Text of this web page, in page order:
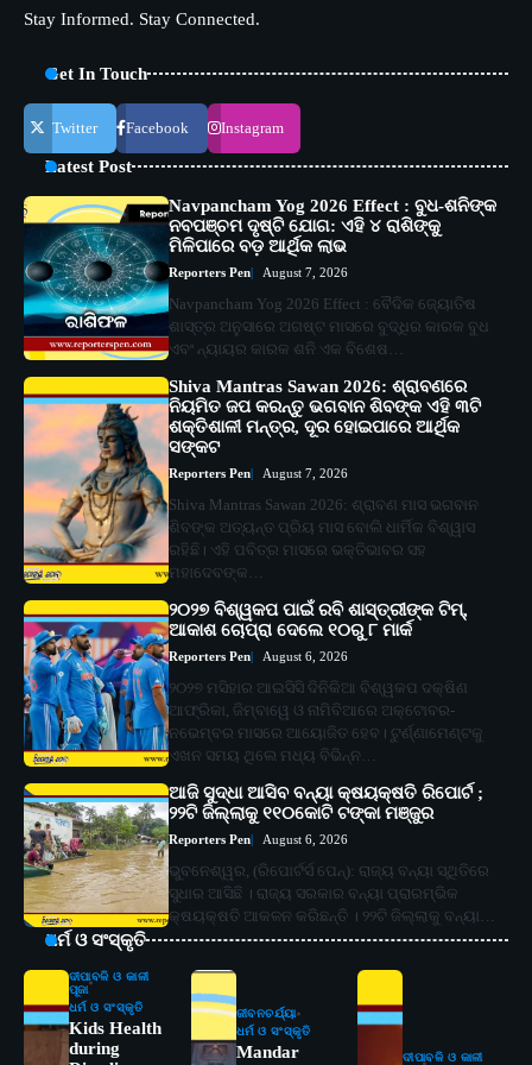
Stay Informed. Stay Connected.
Get In Touch
Twitter Facebook Instagram
Latest Post
Navpancham Yog 2026 Effect : ବୁଧ-ଶନିଙ୍କ
ନବପଞ୍ଚମ ଦୃଷ୍ଟି ଯୋଗ: ଏହି ୪ ରାଶିଙ୍କୁ
ମିଳିପାରେ ବଡ଼ ଆର୍ଥିକ ଲାଭ
Reporters Pen August 7, 2026
Navpancham Yog 2026 Effect : ବୈଦିକ ଜ୍ୟୋତିଷ
ଶାସ୍ତ୍ର ଅନୁସାରେ ଅଗଷ୍ଟ ମାସରେ ବୁଦ୍ଧିର କାରକ ବୁଧ
ଏବଂ ନ୍ୟାୟର କାରକ ଶନି ଏକ ବିଶେଷ…
Shiva Mantras Sawan 2026: ଶ୍ରାବଣରେ
ନିୟମିତ ଜପ କରନ୍ତୁ ଭଗବାନ ଶିବଙ୍କ ଏହି ୩ଟି
ଶକ୍ତିଶାଳୀ ମନ୍ତ୍ର, ଦୂର ହୋଇପାରେ ଆର୍ଥିକ
ସଙ୍କଟ
Reporters Pen August 7, 2026
Shiva Mantras Sawan 2026: ଶ୍ରାବଣ ମାସ ଭଗବାନ
ଶିବଙ୍କ ଅତ୍ୟନ୍ତ ପ୍ରିୟ ମାସ ବୋଲି ଧାର୍ମିକ ବିଶ୍ୱାସ
ରହିଛି। ଏହି ପବିତ୍ର ମାସରେ ଭକ୍ତିଭାବର ସହ
ମହାଦେବଙ୍କ…
୨୦୨୭ ବିଶ୍ୱକପ ପାଇଁ ରବି ଶାସ୍ତ୍ରୀଙ୍କ ଟିମ୍,
ଆକାଶ ଚୋପ୍ରା ଦେଲେ ୧୦ରୁ ୮ ମାର୍କ
Reporters Pen August 6, 2026
୨୦୨୭ ମସିହାର ଆଇସିସି ଦିନିକିଆ ବିଶ୍ୱକପ ଦକ୍ଷିଣ
ଆଫ୍ରିକା, ଜିମ୍ବାୱେ ଓ ନାମିବିଆରେ ଅକ୍ଟୋବର-
ନଭେମ୍ବର ମାସରେ ଆୟୋଜିତ ହେବ। ଟୁର୍ଣ୍ଣାମେଣ୍ଟକୁ
ଏଖନ ସମୟ ଥିଲେ ମଧ୍ୟ ବିଭିନ୍ନ…
ଆଜି ସୁଦ୍ଧା ଆସିବ ବନ୍ୟା କ୍ଷୟକ୍ଷତି ରିପୋର୍ଟ ;
୨୨ଟି ଜିଲ୍ଲାକୁ ୧୧୦କୋଟି ଟଙ୍କା ମଞ୍ଜୁର
Reporters Pen August 6, 2026
ଭୁବନେଶ୍ୱର, (ରିପୋର୍ଟର୍ସ ପେନ୍‌): ରାଜ୍ୟ ବନ୍ୟା ସ୍ଥିତିରେ
ସୁଧାର ଆସିଛି । ରାଜ୍ୟ ସରକାର ବନ୍ୟା ପ୍ରାରମ୍ଭିକ
କ୍ଷୟକ୍ଷତି ଆକଳନ କରିଛନ୍ତି । ୨୨ଟି ଜିଲ୍ଲାକୁ ବନ୍ୟା…
ଧର୍ମ ଓ ସଂସ୍କୃତି
ଦୀପାବଳି ଓ କାଳୀ
ପୂଜା
ଧର୍ମ ଓ ସଂସ୍କୃତି
Kids Health
during
ଜୀବନଚର୍ଯ୍ୟା
ଧର୍ମ ଓ ସଂସ୍କୃତି
Mandar
ଦୀପାବଳି ଓ କାଳୀ